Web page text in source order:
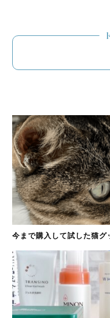
今まで購入して試した猫